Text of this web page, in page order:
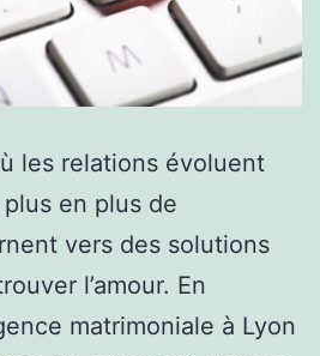
les relations évoluent
en plus de
vers des solutions
l’amour. En
matrimoniale à Lyon